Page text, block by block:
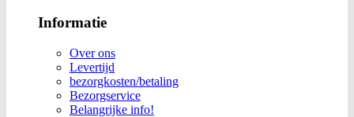
Informatie
Over ons
Levertijd
bezorgkosten/betaling
Bezorgservice
Belangrijke info!